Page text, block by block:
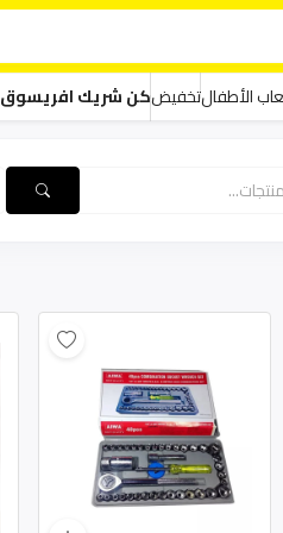
الأطفالتخفيضكن شريك افريسوق